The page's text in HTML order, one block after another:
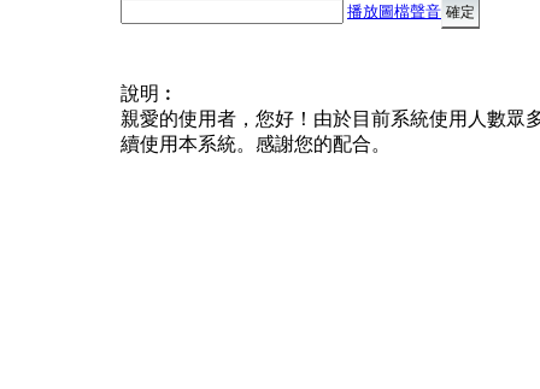
播放圖檔聲音
說明︰
親愛的使用者，您好！由於目前系統使用人數眾
續使用本系統。感謝您的配合。